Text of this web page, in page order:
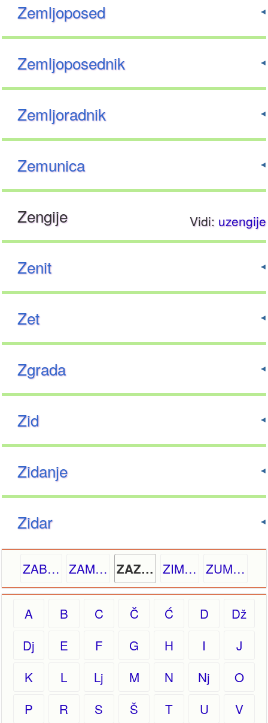
Zemljoposed
Zemljoposednik
Zemljoradnik
Zemunica
Zengije Vidi: uzengije
Zenit
Zet
Zgrada
Zid
Zidanje
Zidar
ZAB… ZAM… ZAZ… ZIM… ZUM…
A B C Č Ć D
Dž
Dj
E F G H I
J
K
L Lj M N Nj
O
P
R S Š T U V